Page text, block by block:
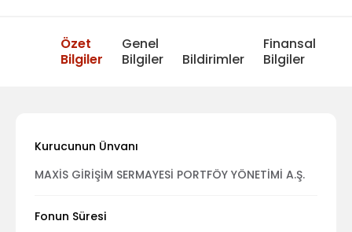
Özet
Bilgiler
Genel
Bilgiler
Bildirimler
Finansal
Bilgiler
Kurucunun Ünvanı
MAXİS GİRİŞİM SERMAYESİ PORTFÖY YÖNETİMİ A.Ş.
Fonun Süresi